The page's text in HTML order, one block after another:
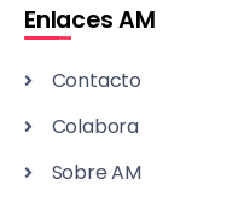
Enlaces AM
Contacto
Colabora
Sobre AM